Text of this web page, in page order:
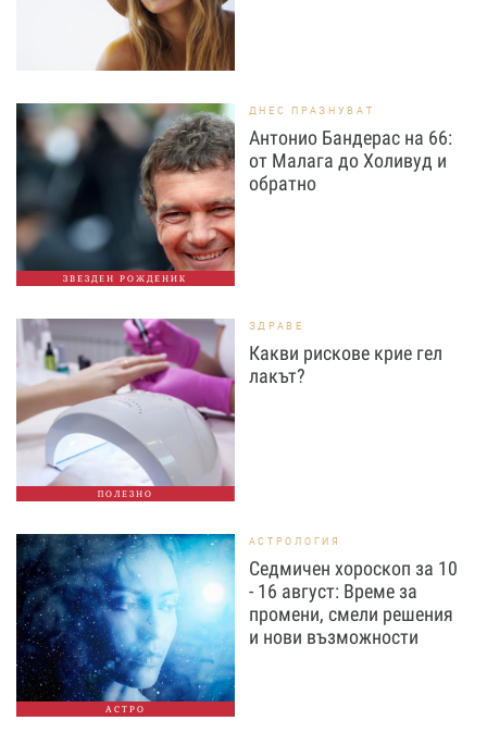
ЗВЕЗДЕН РОЖДЕНИК
ДНЕС ПРАЗНУВАТ
Антонио Бандерас на 66:
от Малага до Холивуд и
обратно
ПОЛЕЗНО
ЗДРАВЕ
Какви рискове крие гел
лакът?
АСТРО
АСТРОЛОГИЯ
Седмичен хороскоп за 10
- 16 август: Време за
промени, смели решения
и нови възможности